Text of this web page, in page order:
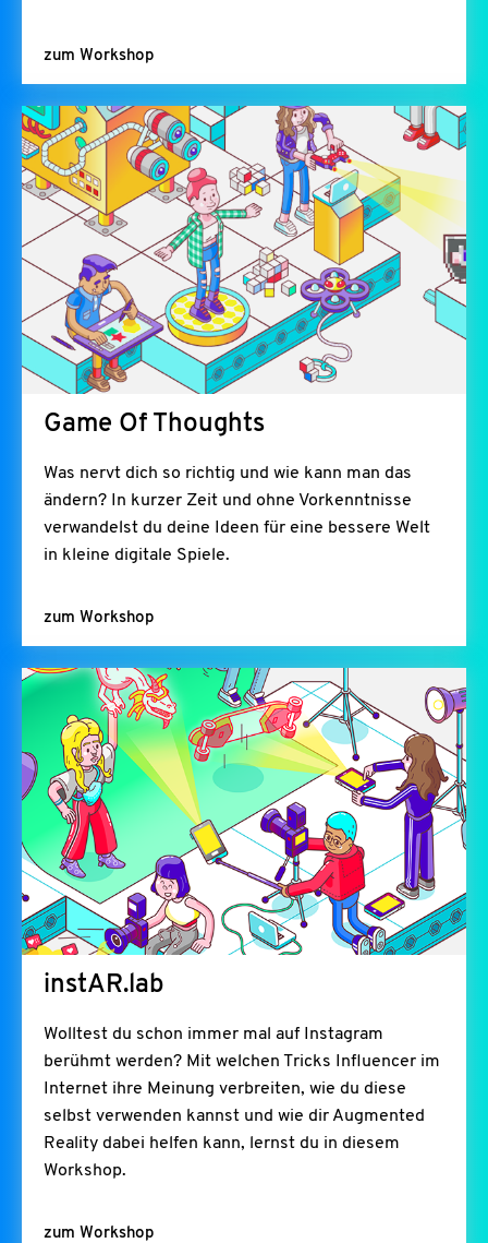
zum Workshop
Game Of Thoughts
Was nervt dich so richtig und wie kann man das
ändern? In kurzer Zeit und ohne Vorkenntnisse
verwandelst du deine Ideen für eine bessere Welt
in kleine digitale Spiele.
zum Workshop
instAR.lab
Wolltest du schon immer mal auf Instagram
berühmt werden? Mit welchen Tricks Influencer im
Internet ihre Meinung verbreiten, wie du diese
selbst verwenden kannst und wie dir Augmented
Reality dabei helfen kann, lernst du in diesem
Workshop.
zum Workshop